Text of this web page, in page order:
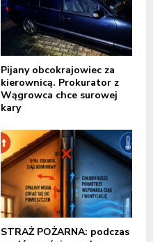
Pijany obcokrajowiec za
kierownicą. Prokurator z
Wągrowca chce surowej
kary
STRAŻ POŻARNA: podczas